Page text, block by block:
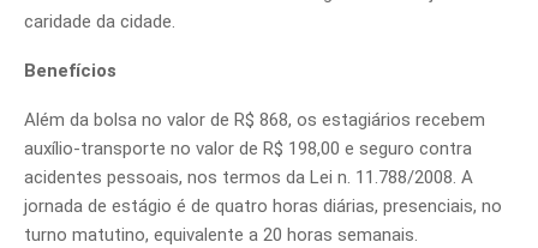
caridade da cidade.
Benefícios
Além da bolsa no valor de R$ 868, os estagiários recebem
auxílio-transporte no valor de R$ 198,00 e seguro contra
acidentes pessoais, nos termos da Lei n. 11.788/2008. A
jornada de estágio é de quatro horas diárias, presenciais, no
turno matutino, equivalente a 20 horas semanais.